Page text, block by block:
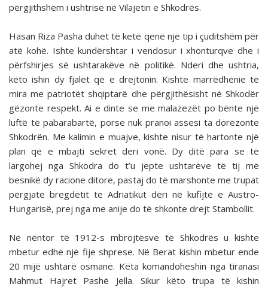
përgjithshëm i ushtrisë në Vilajetin e Shkodrës.
Hasan Riza Pasha duhet të ketë qenë një tip i çuditshëm për
atë kohë. Ishte kundërshtar i vendosur i xhonturqve dhe i
përfshirjes së ushtarakëve në politikë. Nderi dhe ushtria,
këto ishin dy fjalët që e drejtonin. Kishte marrëdhënie të
mira me patriotët shqiptarë dhe përgjithësisht në Shkodër
gëzonte respekt. Ai e dinte se me malazezët po bënte një
luftë të pabarabartë, porse nuk pranoi assesi ta dorëzonte
Shkodrën. Me kalimin e muajve, kishte nisur të hartonte një
plan që e mbajti sekret deri vonë. Dy ditë para se të
largohej nga Shkodra do t’u jepte ushtarëve të tij më
besnikë dy racione ditore, pastaj do të marshonte me trupat
përgjatë bregdetit të Adriatikut deri në kufijtë e Austro-
Hungarisë, prej nga me anije do të shkonte drejt Stambollit.
Në nëntor të 1912-s mbrojtësve të Shkodrës u kishte
mbetur edhe një fije shprese. Në Berat kishin mbetur ende
20 mijë ushtarë osmanë. Këta komandoheshin nga tiranasi
Mahmut Hajret Pashë Jella. Sikur këto trupa të kishin